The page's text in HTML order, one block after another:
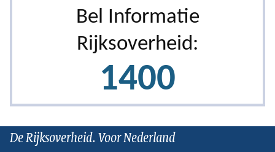
De Rijksoverheid. Voor Nederland